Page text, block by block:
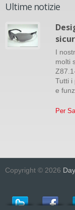
Ultime notizie
I
molti
Tutti i
e
Per
Copyright © 2026